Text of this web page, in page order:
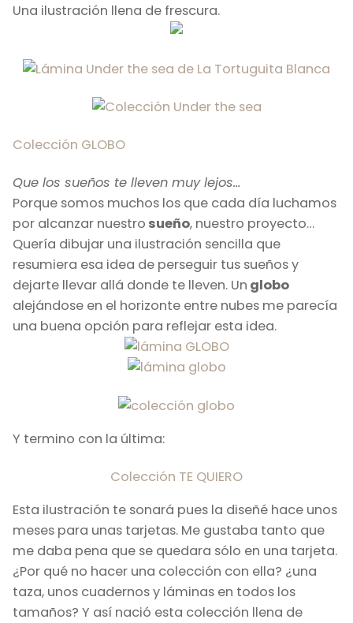
Una ilustración llena de frescura.
Colección GLOBO
Que los sueños te lleven muy lejos…
Porque somos muchos los que cada día luchamos
por alcanzar nuestro sueño, nuestro proyecto…
Quería dibujar una ilustración sencilla que
resumiera esa idea de perseguir tus sueños y
dejarte llevar allá donde te lleven. Un globo
alejándose en el horizonte entre nubes me parecía
una buena opción para reflejar esta idea.
Y termino con la última:
Colección TE QUIERO
Esta ilustración te sonará pues la diseñé hace unos
meses para unas tarjetas. Me gustaba tanto que
me daba pena que se quedara sólo en una tarjeta.
¿Por qué no hacer una colección con ella? ¿una
taza, unos cuadernos y láminas en todos los
tamaños? Y así nació esta colección llena de